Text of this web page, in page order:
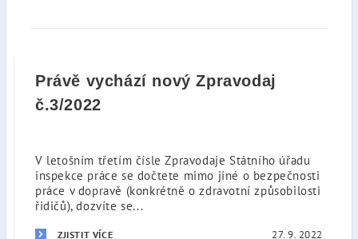
Právě vychází nový Zpravodaj
č.3/2022
V letošním třetím čísle Zpravodaje Státního úřadu
inspekce práce se dočtete mimo jiné o bezpečnosti
práce v dopravě (konkrétně o zdravotní způsobilosti
řidičů), dozvíte se...
ZJISTIT VÍCE 27. 9. 2022